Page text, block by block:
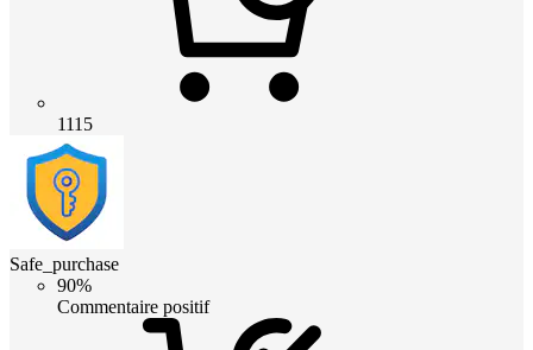
1115
Safe_purchase
90%
Commentaire positif